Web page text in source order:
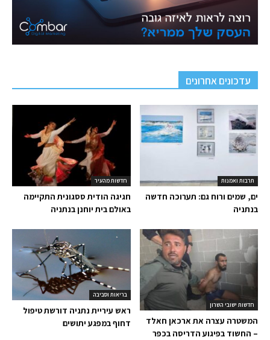
עדכונים אחרונים
חדשות מהעיר
חגיגה הודית ססגונית התקיימה
באולם בית יוחנן בנתניה
תרבות ואמנות
ים, שמים ורוח גם: תערוכה חדשה
בנתניה
בריאות וסביבה
ראש עיריית נתניה דורשת טיפול
דחוף במפגע יתושים
חדשות ישובי השרון
המשטרה עצרה את ארכאן חאלד
– החשוד בפיגוע הדריסה בכפר